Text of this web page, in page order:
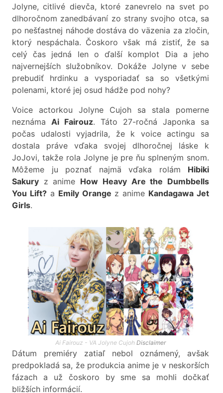
Jolyne, citlivé dievča, ktoré zanevrelo na svet po
dlhoročnom zanedbávaní zo strany svojho otca, sa
po nešťastnej náhode dostáva do väzenia za zločin,
ktorý nespáchala. Čoskoro však má zistiť, že sa
celý čas jedná len o ďalší komplot Dia a jeho
najvernejších služobníkov. Dokáže Jolyne v sebe
prebudiť hrdinku a vysporiadať sa so všetkými
polenami, ktoré jej osud hádže pod nohy?
Voice actorkou Jolyne Cujoh sa stala pomerne
neznáma Ai Fairouz. Táto 27-ročná Japonka sa
počas udalosti vyjadrila, že k voice actingu sa
dostala práve vďaka svojej dlhoročnej láske k
JoJovi, takže rola Jolyne je pre ňu splneným snom.
Môžeme ju poznať najmä vďaka rolám Hibiki
Sakury z anime How Heavy Are the Dumbbells
You Lift?a Emily Orange z anime Kandagawa Jet
Girls.
Ai Fairouz - VA Jolyne Cujoh Disclaimer
Dátum premiéry zatiaľ nebol oznámený, avšak
predpokladá sa, že produkcia anime je v neskorších
fázach a už čoskoro by sme sa mohli dočkať
bližších informácií.